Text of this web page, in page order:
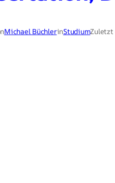
Michael BüchlerinStudiumZuletzt